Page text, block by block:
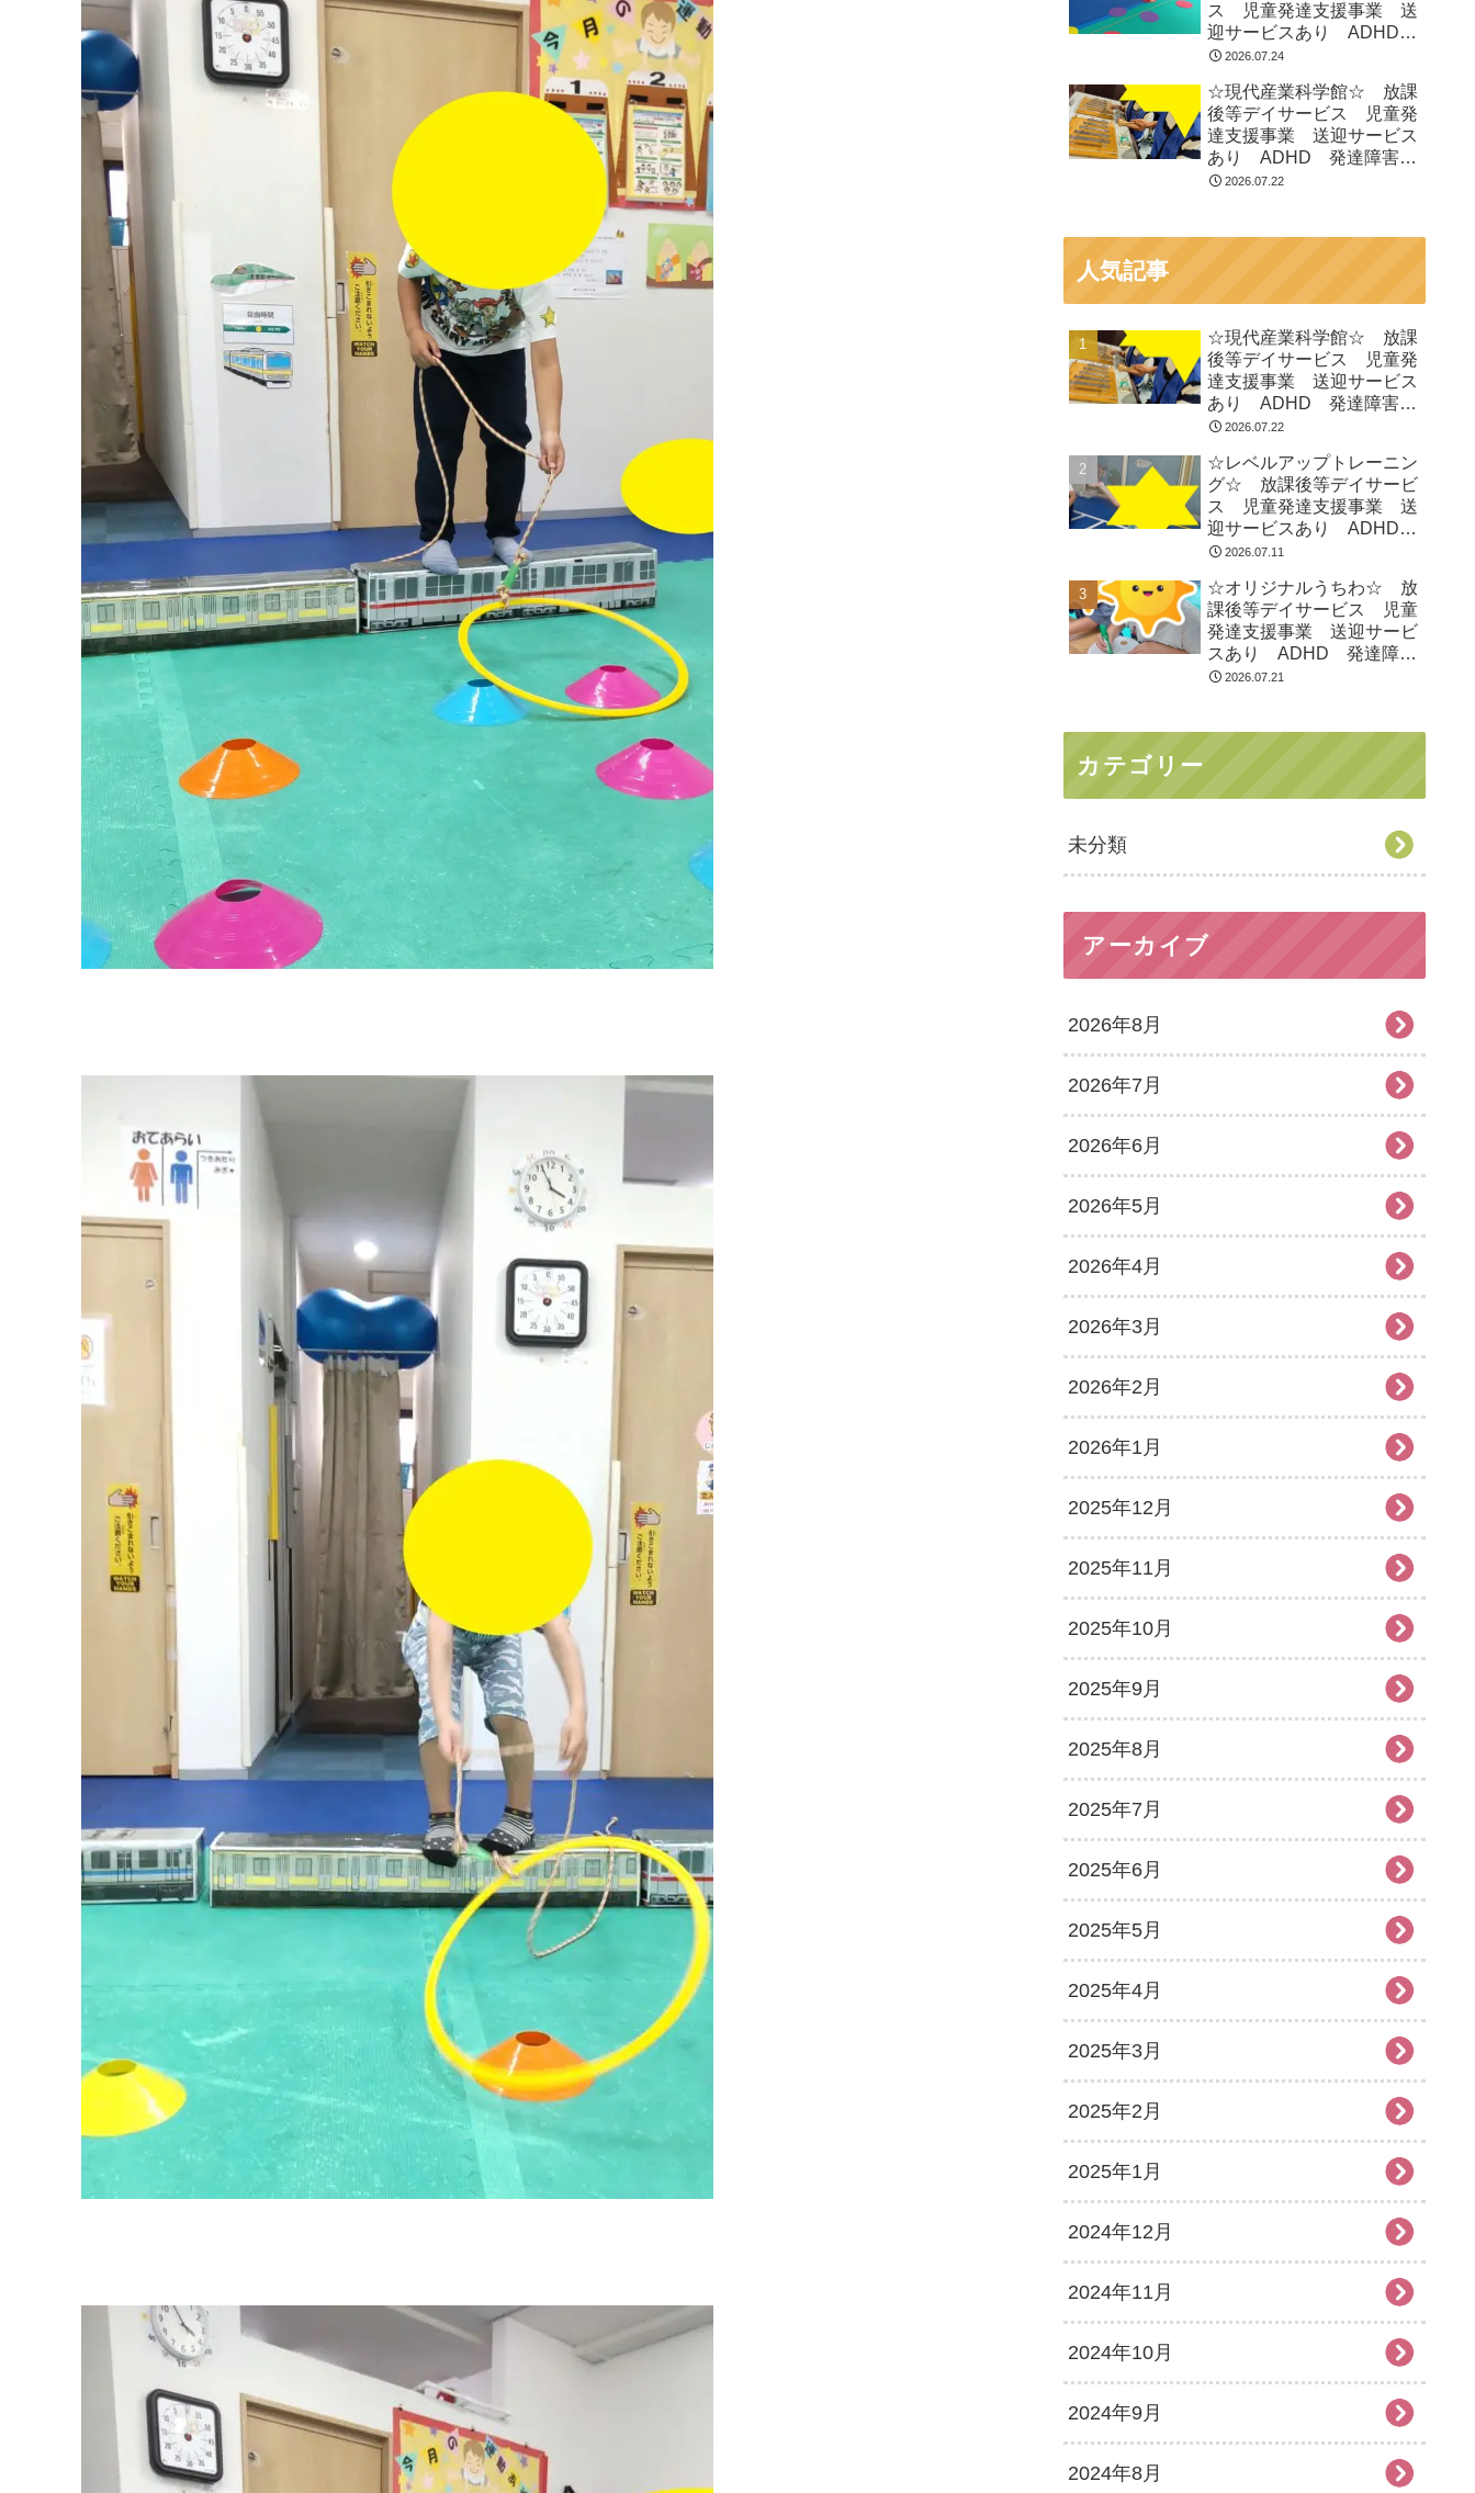
ス 児童発達支援事業 送
迎サービスあり ADHD
発達障害 運動療育 市川
2026.07.24
☆現代産業科学館☆ 放課
後等デイサービス 児童発
達支援事業 送迎サービス
あり ADHD 発達障害
運動療育 市川市 船橋市
2026.07.22
人気記事
☆現代産業科学館☆ 放課
後等デイサービス 児童発
達支援事業 送迎サービス
あり ADHD 発達障害
運動療育 市川市 船橋市
2026.07.22
☆レベルアップトレーニン
グ☆ 放課後等デイサービ
ス 児童発達支援事業 送
迎サービスあり ADHD
発達障害 運動療育 市川
2026.07.11
☆オリジナルうちわ☆ 放
課後等デイサービス 児童
発達支援事業 送迎サービ
スあり ADHD 発達障
害 運動療育 市川市 船
2026.07.21
カテゴリー
未分類
アーカイブ
2026年8月
2026年7月
2026年6月
2026年5月
2026年4月
2026年3月
2026年2月
2026年1月
2025年12月
2025年11月
2025年10月
2025年9月
2025年8月
2025年7月
2025年6月
2025年5月
2025年4月
2025年3月
2025年2月
2025年1月
2024年12月
2024年11月
2024年10月
2024年9月
2024年8月